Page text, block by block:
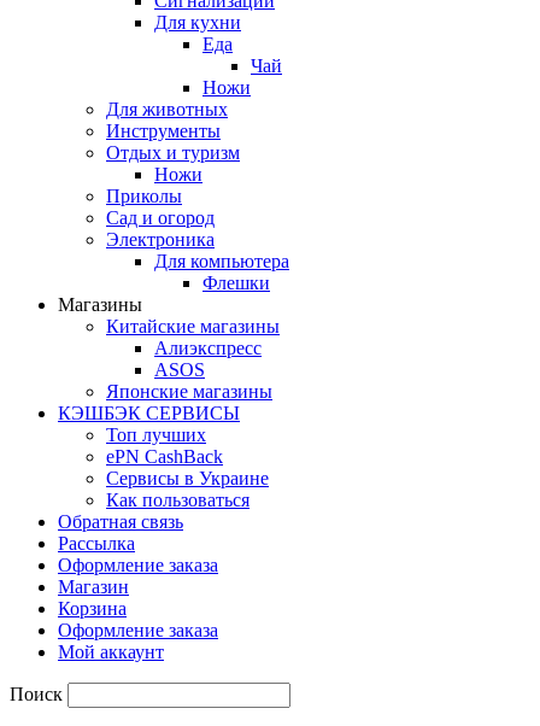
Для кухни
Еда
Чай
Ножи
Для животных
Инструменты
Отдых и туризм
Ножи
Приколы
Сад и огород
Электроника
Для компьютера
Флешки
Магазины
Китайские магазины
Алиэкспресс
ASOS
Японские магазины
КЭШБЭК СЕРВИСЫ
Топ лучших
ePN CashBack
Сервисы в Украине
Как пользоваться
Обратная связь
Рассылка
Оформление заказа
Магазин
Корзина
Оформление заказа
Мой аккаунт
Поиск